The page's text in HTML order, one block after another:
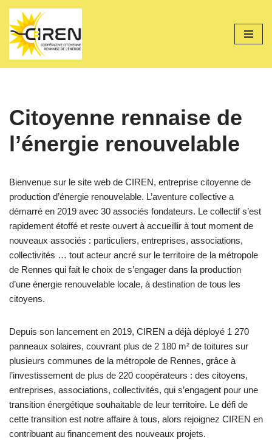
Aller
au
contenu
Citoyenne rennaise de
l’énergie renouvelable
Bienvenue sur le site web de CIREN, entreprise citoyenne de
production d’énergie renouvelable. L’aventure collective a
démarré en 2019 avec 30 associés fondateurs. Le collectif s’est
rapidement étoffé et reste ouvert à accueillir à tout moment de
nouveaux associés : particuliers, entreprises, associations,
collectivités … tout acteur ancré sur le territoire de la métropole
de Rennes qui fait le choix de s’engager dans la production
d’une énergie renouvelable locale, à destination de tous les
citoyens.
Depuis son lancement en 2019, CIREN a déjà déployé 1 270
panneaux solaires, couvrant plus de 2 180 m² de toitures sur
plusieurs communes de la métropole de Rennes, grâce à
l’investissement de plus de 220 coopérateurs : des citoyens,
entreprises, associations, collectivités, qui s’engagent pour une
transition énergétique souhaitable de leur territoire. Le défi de
cette transition est notre affaire à tous, alors rejoignez CIREN en
contribuant au financement des nouveaux projets.